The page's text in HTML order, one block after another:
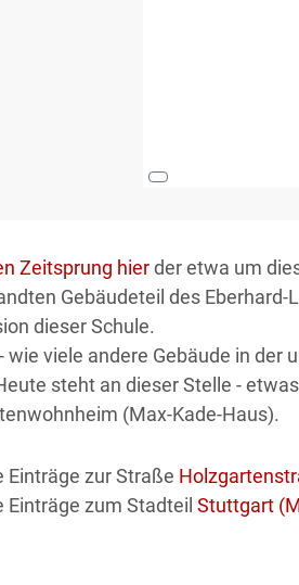
Zeitsprung hierder etwa um
Gebäudeteil des
dieser Schule.
wie viele andere Gebäude in
steht an dieser Stelle -
(Max-Kade-Haus).
Einträge zur Straße
Einträge zum Stadteil Stuttgart